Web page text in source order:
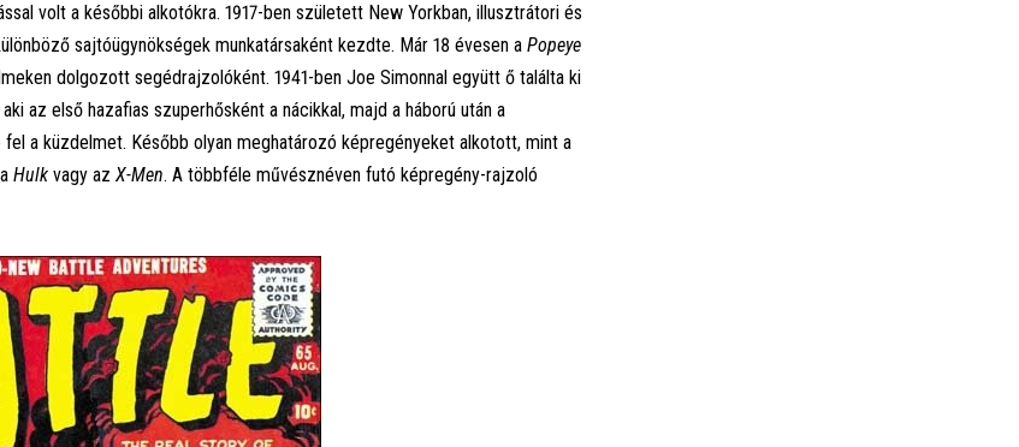
volt a későbbi alkotókra. 1917-ben született New Yorkban, illusztrátori és
sajtóügynökségek munkatársaként kezdte. Már 18 évesen a Popeye
dolgozott segédrajzolóként. 1941-ben Joe Simonnal együtt ő találta ki
aki az első hazafias szuperhősként a nácikkal, majd a háború után a
a küzdelmet. Később olyan meghatározó képregényeket alkotott, mint a
Hulk vagy az X-Men. A többféle művésznéven futó képregény-rajzoló